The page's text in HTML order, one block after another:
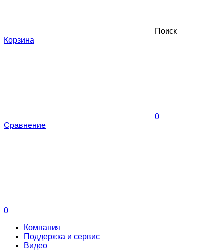
Поиск
Корзина
0
Сравнение
0
Компания
Поддержка и сервис
Видео